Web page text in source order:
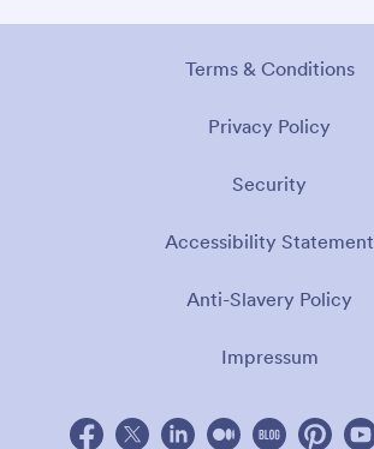
Terms & Conditions
Privacy Policy
Security
Accessibility Statement
Anti-Slavery Policy
Impressum